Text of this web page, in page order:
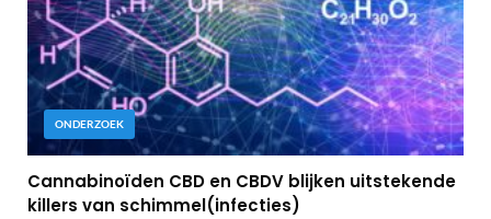
ONDERZOEK
Cannabinoïden CBD en CBDV blijken uitstekende
killers van schimmel(infecties)